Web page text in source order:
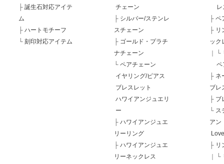
├ 誕生石対応アイテ
ム
├ ハートモチーフ
└ 刻印対応アイテム
チェーン
├ シルバー/ステンレ
スチェーン
├ ゴールド・プラチ
ナチェーン
└ ペアチェーン
イヤリング/ピアス
ブレスレット
ハワイアンジュエリ
ー
├ ハワイアンジュエ
リーリング
├ ハワイアンジュエ
リーネックレス
レ
├ ペ
├ リ
ック
└
ペ
├ ネ
ブレ
├ ブ
└ ス
アン
├ リ
└